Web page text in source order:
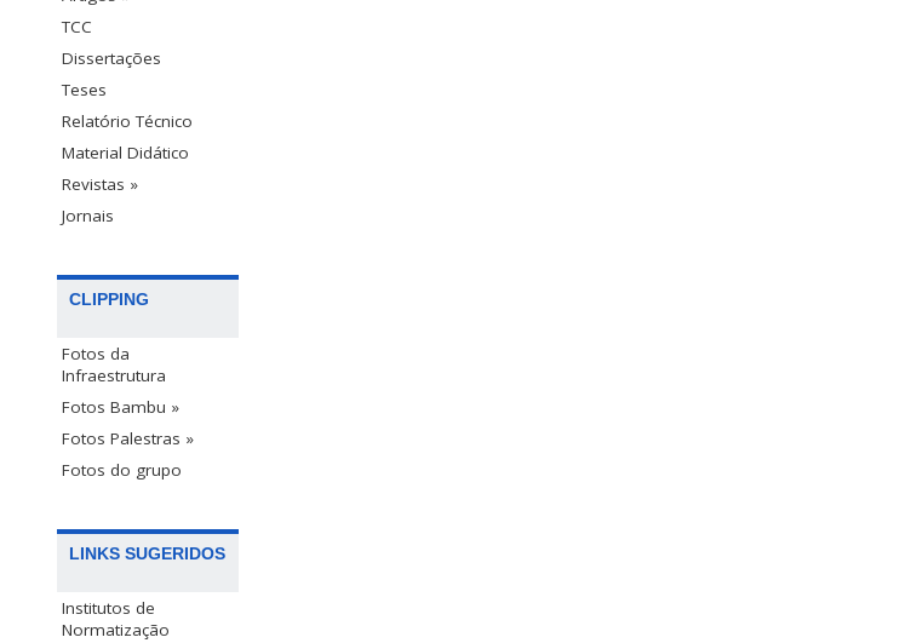
TCC
Dissertações
Teses
Relatório Técnico
Material Didático
Revistas »
Jornais
CLIPPING
Fotos da
Infraestrutura
Fotos Bambu »
Fotos Palestras »
Fotos do grupo
LINKS SUGERIDOS
Institutos de
Normatização